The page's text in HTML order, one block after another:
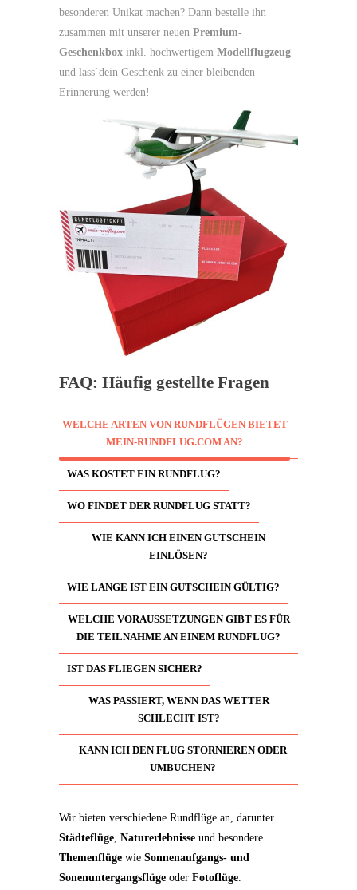
besonderen Unikat machen? Dann bestelle ihn
zusammen mit unserer neuen Premium-
Geschenkbox inkl. hochwertigem Modellflugzeug
und lass`dein Geschenk zu einer bleibenden
Erinnerung werden!
FAQ: Häufig gestellte Fragen
WELCHE ARTEN VON RUNDFLÜGEN BIETET
MEIN-RUNDFLUG.COM AN?
WAS KOSTET EIN RUNDFLUG?
WO FINDET DER RUNDFLUG STATT?
WIE KANN ICH EINEN GUTSCHEIN
EINLÖSEN?
WIE LANGE IST EIN GUTSCHEIN GÜLTIG?
WELCHE VORAUSSETZUNGEN GIBT ES FÜR
DIE TEILNAHME AN EINEM RUNDFLUG?
IST DAS FLIEGEN SICHER?
WAS PASSIERT, WENN DAS WETTER
SCHLECHT IST?
KANN ICH DEN FLUG STORNIEREN ODER
UMBUCHEN?
Wir bieten verschiedene Rundflüge an, darunter
Städteflüge, Naturerlebnisse und besondere
Themenflüge wie Sonnenaufgangs- und
Sonenuntergangsflüge oder Fotoflüge.